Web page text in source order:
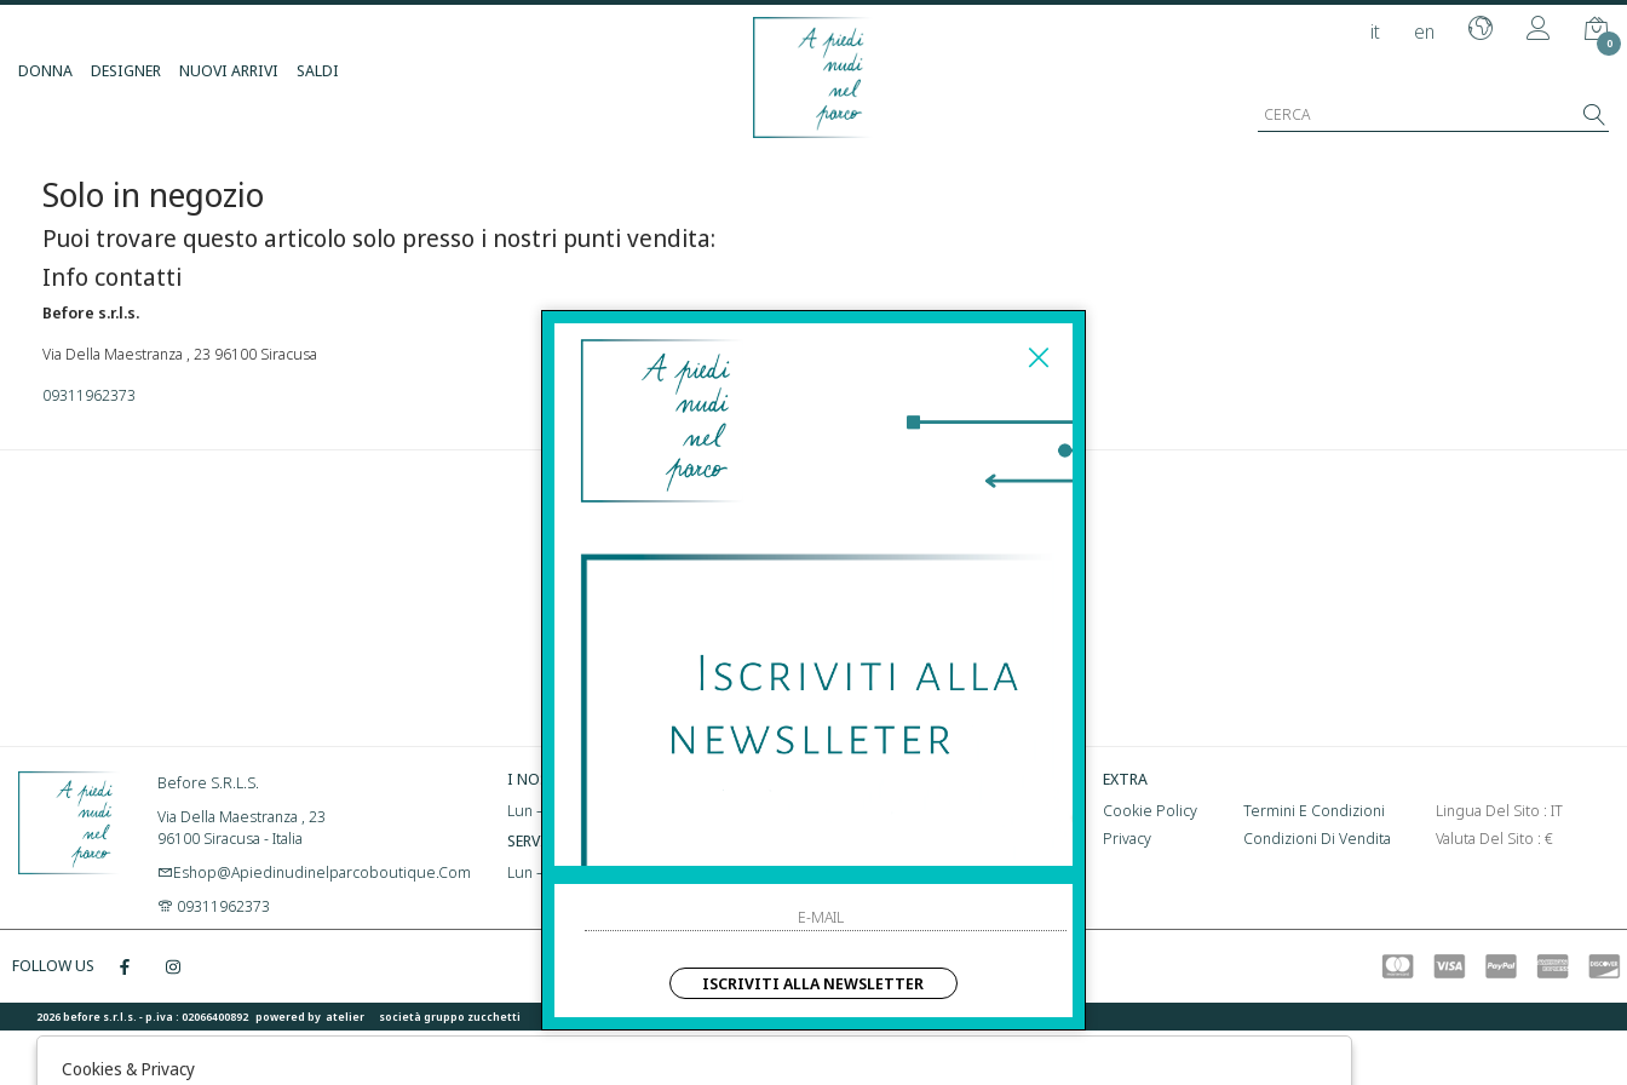
it en 0
DONNA DESIGNER NUOVI ARRIVI SALDI
Solo in negozio
Puoi trovare questo articolo solo presso i nostri punti vendita:
Info contatti
Before s.r.l.s.
Via Della Maestranza , 23 96100 Siracusa
09311962373
ISCRIVITI ALLA
NEWSLETTER
HO LETTO ED ACCETTATO LE CONDIZIONI SULLA PRIVACY.
Before S.r.l.s.
Via Della Maestranza , 23
96100 Siracusa - Italia
Eshop@apiedinudinelparcoboutique.com
09311962373
I NOSTRI ORARI:
Lun – Sab | 10:00 – 20:00
SERVIZIO CLIENTI:
Lun – Dom | 10:00 – 20:00
Pagamenti
EXTRA
Cookie Policy
Privacy
Termini E Condizioni
Condizioni Di Vendita
Lingua Del Sito : IT
Valuta Del Sito : €
FOLLOW US
2026 before s.r.l.s. - p.iva : 02066400892 powered by atelier società gruppo zucchetti
ISCRIVITI ALLA NEWSLETTER
Cookies & Privacy